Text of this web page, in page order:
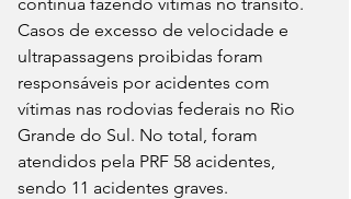
Casos de excesso de velocidade e
ultrapassagens proibidas foram
responsáveis por acidentes com
vítimas nas rodovias federais no Rio
Grande do Sul. No total, foram
atendidos pela PRF 58 acidentes,
sendo 11 acidentes graves.